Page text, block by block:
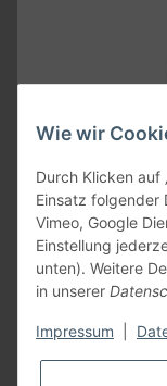
KONTAKT
Wie wir
Durch Klicken auf
Einsatz folgender
Vimeo, Google
Einstellung
unten). Weitere
in unserer
Impressum